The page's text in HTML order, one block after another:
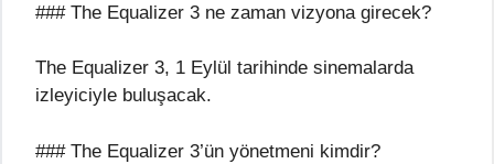
### The Equalizer 3 ne zaman vizyona girecek?
The Equalizer 3, 1 Eylül tarihinde sinemalarda
izleyiciyle buluşacak.
### The Equalizer 3’ün yönetmeni kimdir?